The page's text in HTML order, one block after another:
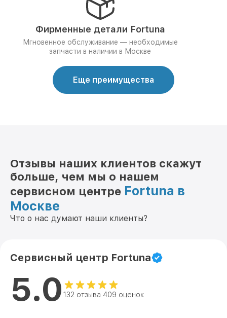
Фирменные детали Fortuna
Мгновенное обслуживание — необходимые
запчасти в наличии в Москве
Еще преимущества
Отзывы наших клиентов скажут
больше, чем мы о нашем
сервисном центре Fortuna в
Москве
Что о нас думают наши клиенты?
Сервисный центр Fortuna
5.0 132 отзыва 409 оценок